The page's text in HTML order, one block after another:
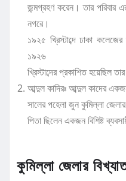
জন্মগ্রহণ করেন। তার পরিবার
নগরে।
১৯২৫ খ্রিস্টাব্দে ঢাকা
১৯২৬
খ্রিস্টাব্দের প্রকাশিত হয়েছিল
আব্দুল কাদিরঃ আব্দুল কাদের
সালের পহেলা জুন কুমিল্লা
পিতা ছিলেন একজন বিশিষ্ট
কুমিল্লা জেলার